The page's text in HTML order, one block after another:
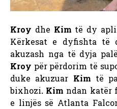
Kroy dhe Kim të dy
Kërkesat e dyfishta të
akuzash nga të dyja
Kroy për përdorim të
duke akuzuar Kim të
bixhozi. Kim ndan katër
e linjës së Atlanta